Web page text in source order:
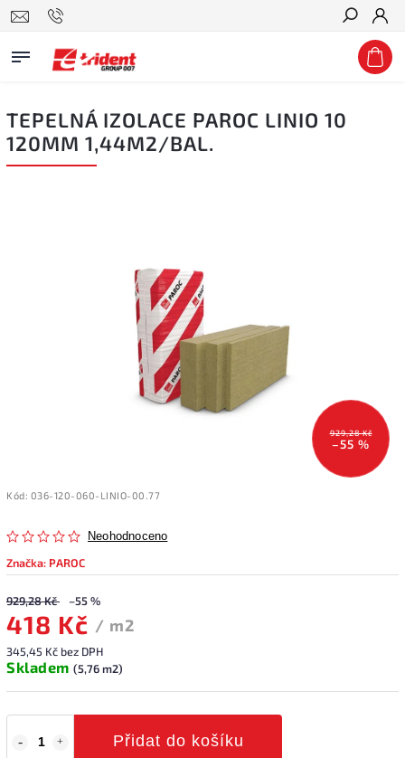
Hledat
TEPELNÁ IZOLACE PAROC LINIO 10
120MM 1,44M2/BAL.
929,28 Kč
–55 %
Kód: 036-120-060-LINIO-00.77
Neohodnoceno
Značka: PAROC
929,28 Kč –55 %
418 Kč / m2
345,45 Kč bez DPH
Skladem (5,76 m2)
Přidat do košíku